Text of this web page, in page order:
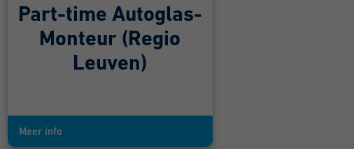
Part-time Autoglas-
Monteur (Regio
Leuven)
Meer info